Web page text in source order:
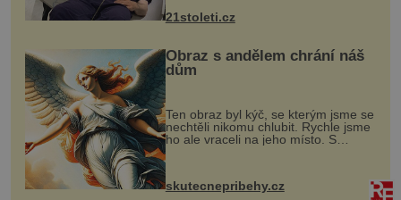
k dostatečně přesnému zacílení ...
21stoleti.cz
Obraz s andělem chrání náš
dům
Ten obraz byl kýč, se kterým jsme se
nechtěli nikomu chlubit. Rychle jsme
ho ale vraceli na jeho místo. S
manželem Vaškem jsme si pořídili
chaloupku, takový domek na severu
Čech, kde jsme si naplánova...
skutecnepribehy.cz